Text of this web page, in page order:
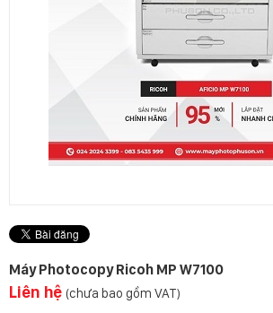
Máy Photocopy Ricoh MP W7100
Liên hệ (chưa bao gồm VAT)